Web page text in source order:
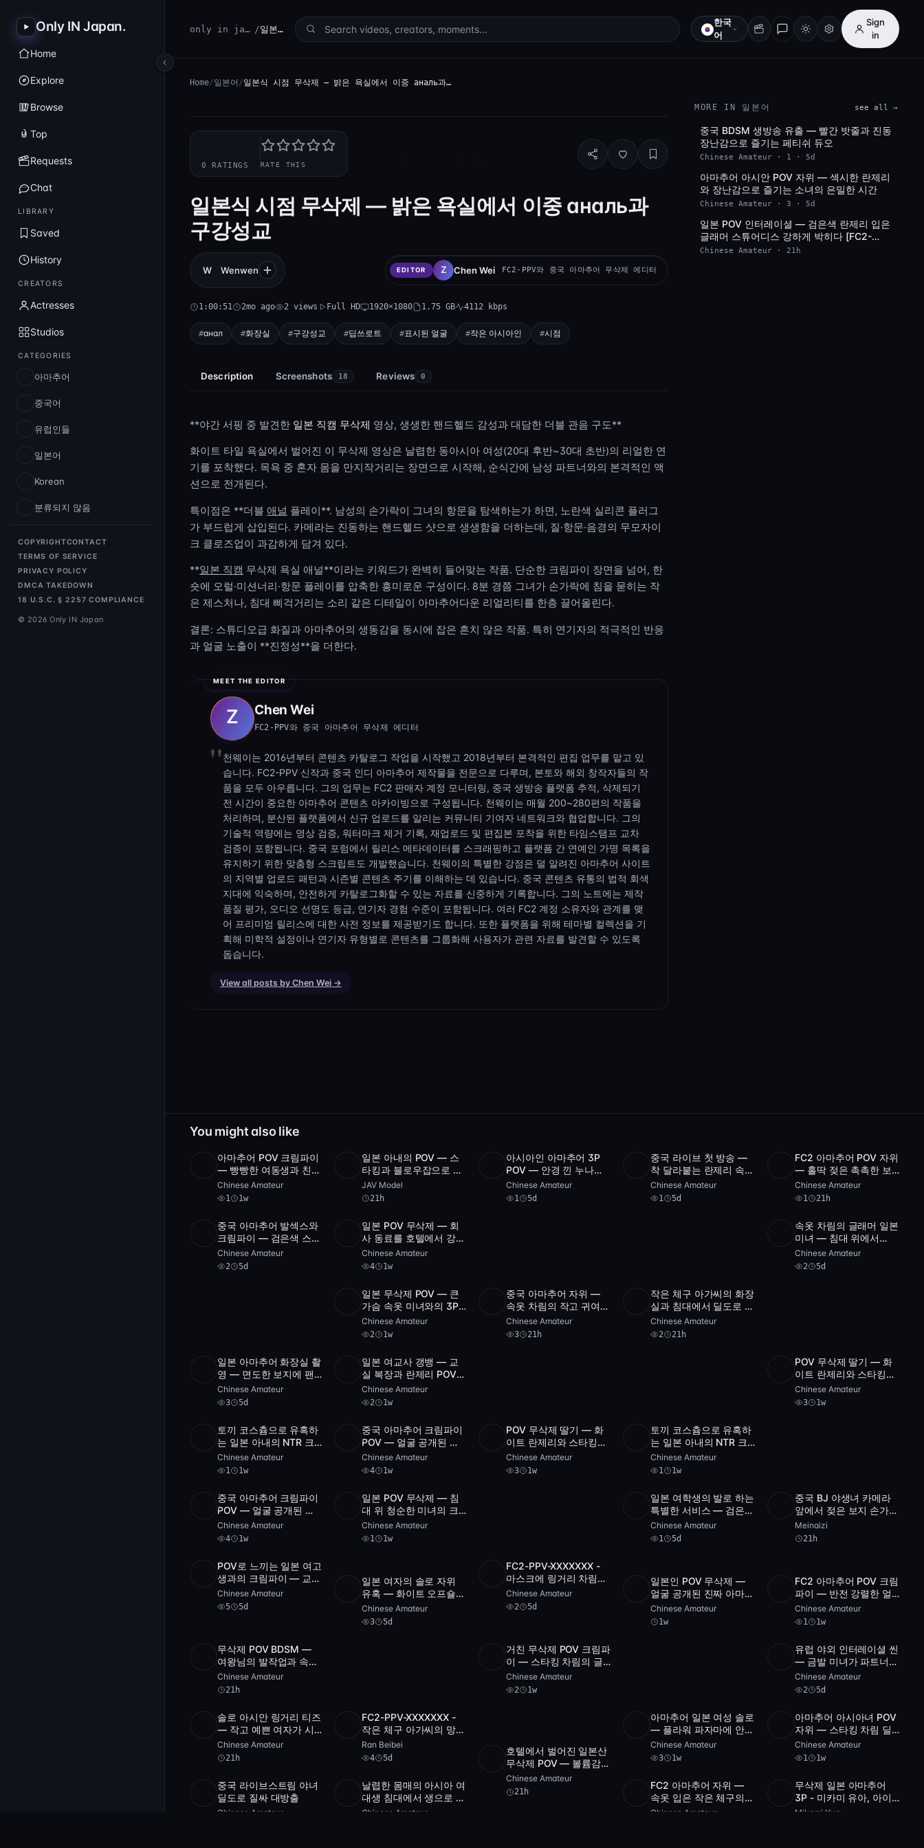
Only IN Japan.
Home
Explore
Browse
Top
Requests
Chat
LIBRARY
Saved
History
CREATORS
Actresses
Studios
CATEGORIES
아마추어
중국어
유럽인들
일본어
Korean
분류되지 않음
COPYRIGHTCONTACT
TERMS OF SERVICE
PRIVACY POLICY
DMCA TAKEDOWN
18 U.S.C. § 2257 COMPLIANCE
© 2026 Only IN Japan
only in japan / 일본어
한국
어
Sign
in
Home/일본어 /일본식 시점 무삭제 — 밝은 욕실에서 이중 аналь과…
0 RATINGS RATE THIS
일본식 시점 무삭제 — 밝은 욕실에서 이중 аналь과
구강성교
W Wenwen EDITOR Chen Wei FC2-PPV와 중국 아마추어 무삭제 에디터
1:00:51 2mo ago 2 views Full HD 1920×1080 1.75 GB 4112 kbps
анал 화장실 구강성교 딥쓰로트 표시된 얼굴 작은 아시아인 시점
Description Screenshots 18 Reviews 0
**야간 서핑 중 발견한 일본 직캠 무삭제 영상, 생생한 핸드헬드 감성과 대담한 더블 관음 구도**
화이트 타일 욕실에서 벌어진 이 무삭제 영상은 날렵한 동아시아 여성(20대 후반~30대 초반)의 리얼한 연
기를 포착했다. 목욕 중 혼자 몸을 만지작거리는 장면으로 시작해, 순식간에 남성 파트너와의 본격적인 액
션으로 전개된다.
특이점은 **더블 애널 플레이**. 남성의 손가락이 그녀의 항문을 탐색하는가 하면, 노란색 실리콘 플러그
가 부드럽게 삽입된다. 카메라는 진동하는 핸드헬드 샷으로 생생함을 더하는데, 질·항문·음경의 무모자이
크 클로즈업이 과감하게 담겨 있다.
**일본 직캠 무삭제 욕실 애널**이라는 키워드가 완벽히 들어맞는 작품. 단순한 크림파이 장면을 넘어, 한
숏에 오럴·미션너리·항문 플레이를 압축한 흥미로운 구성이다. 8분 경쯤 그녀가 손가락에 침을 묻히는 작
은 제스처나, 침대 삐걱거리는 소리 같은 디테일이 아마추어다운 리얼리티를 한층 끌어올린다.
결론: 스튜디오급 화질과 아마추어의 생동감을 동시에 잡은 흔치 않은 작품. 특히 연기자의 적극적인 반응
과 얼굴 노출이 **진정성**을 더한다.
Chen Wei
FC2-PPV와 중국 아마추어 무삭제 에디터
천웨이는 2016년부터 콘텐츠 카탈로그 작업을 시작했고 2018년부터 본격적인 편집 업무를 맡고 있
습니다. FC2-PPV 신작과 중국 인디 아마추어 제작물을 전문으로 다루며, 본토와 해외 창작자들의 작
품을 모두 아우릅니다. 그의 업무는 FC2 판매자 계정 모니터링, 중국 생방송 플랫폼 추적, 삭제되기
전 시간이 중요한 아마추어 콘텐츠 아카이빙으로 구성됩니다. 천웨이는 매월 200~280편의 작품을
처리하며, 분산된 플랫폼에서 신규 업로드를 알리는 커뮤니티 기여자 네트워크와 협업합니다. 그의
기술적 역량에는 영상 검증, 워터마크 제거 기록, 재업로드 및 편집본 포착을 위한 타임스탬프 교차
검증이 포함됩니다. 중국 포럼에서 릴리스 메타데이터를 스크래핑하고 플랫폼 간 연예인 가명 목록을
유지하기 위한 맞춤형 스크립트도 개발했습니다. 천웨이의 특별한 강점은 덜 알려진 아마추어 사이트
의 지역별 업로드 패턴과 시즌별 콘텐츠 주기를 이해하는 데 있습니다. 중국 콘텐츠 유통의 법적 회색
지대에 익숙하며, 안전하게 카탈로그화할 수 있는 자료를 신중하게 기록합니다. 그의 노트에는 제작
품질 평가, 오디오 선명도 등급, 연기자 경험 수준이 포함됩니다. 여러 FC2 계정 소유자와 관계를 맺
어 프리미엄 릴리스에 대한 사전 정보를 제공받기도 합니다. 또한 플랫폼을 위해 테마별 컬렉션을 기
획해 미학적 설정이나 연기자 유형별로 콘텐츠를 그룹화해 사용자가 관련 자료를 발견할 수 있도록
돕습니다.
View all posts by Chen Wei →
MORE IN 일본어 see all →
SD
중국 BDSM 생방송 유출 — 빨간 밧줄과 진동
장난감으로 즐기는 페티쉬 듀오
Chinese Amateur · 1 · 5d
SD
아마추어 아시안 POV 자위 — 섹시한 란제리
와 장난감으로 즐기는 소녀의 은밀한 시간
Chinese Amateur · 3 · 5d
SD
일본 POV 인터레이셜 — 검은색 란제리 입은
글래머 스튜어디스 강하게 박히다 [FC2-
PPV-31683]
Chinese Amateur · 21h
You might also like
1 2:31:55
아마추어 POV 크림파이
— 빵빵한 여동생과 친구
가 강하게 따먹히는 영상
[FC2-PPV-456789]
Chinese Amateur
1 1w
4 videos 1:27
일본 아내의 POV — 스
타킹과 블로우잡으로 바
람피우며 크림파이
[NTR299]
JAV Model
21h
1 1:26:08
아시아인 아마추어 3P
POV — 안경 낀 누나와
더블 관통 무삭제
Chinese Amateur
1 5d
2
videos
1 3:44:32
중국 라이브 첫 방송 —
착 달라붙는 란제리 속
작은 미인이 딜도로 달콤
한 자위
Chinese Amateur
1 5d
POST
1
archive
1
FC2 아마추어 POV 자위
— 홀딱 젖은 촉촉한 보
지에 손가락 쑤셔대는 슬
림 아가씨 [FC2-PPV]
Chinese Amateur
1 21h
2 3:02:04
중국 아마추어 발섹스와
크림파이 — 검은색 스타
킹과 화면 밖 파트너
[FC2-PPV-4567890]
Chinese Amateur
2 5d
4 1:57:57
일본 POV 무삭제 — 회
사 동료를 호텔에서 강제
로 넘어가게 한 썰
Chinese Amateur
4 1w
3
videos
2 5:03:05
속옷 차림의 글래머 일본
미녀 — 침대 위에서
POV 유혹
Chinese Amateur
2 5d
POST
1
archive
2
일본 무삭제 POV — 큰
가슴 속옷 미녀와의 3P
[FC2-PPV]
Chinese Amateur
2 1w
3 3:09:50
중국 아마추어 자위 —
속옷 차림의 작고 귀여운
미녀 딜도 플레이
Chinese Amateur
3 21h
5
videos
2 40:39
작은 체구 아가씨의 화장
실과 침대에서 딜도로 물
총 쇼! POV로 즐기는 짜
릿한 자위
Chinese Amateur
2 21h
POST
1
archive
3
일본 아마추어 화장실 촬
영 — 면도한 보지에 팬
티 벗고 크림파이 [FC2-
PPV]
Chinese Amateur
3 5d
Full
2 1:56:21
일본 여교사 갱뱅 — 교
실 복장과 란제리 POV
[SS]
Chinese Amateur
2 1w
3 1:43:59
POV 무삭제 딸기 — 화
이트 란제리와 스타킹의
귀여운 아가씨
Chinese Amateur
3 1w
Full
1 2:47:09
토끼 코스츔으로 유혹하
는 일본 아내의 NTR 크
림파이 — POV 제출
[FC2-PPV-1234567]
Chinese Amateur
1 1w
4 26:35
중국 아마추어 크림파이
POV — 얼굴 공개된 에
스코트 픽업
Chinese Amateur
4 1w
3 1:43:59
POV 무삭제 딸기 — 화
이트 란제리와 스타킹의
귀여운 아가씨
Chinese Amateur
3 1w
Full
1 2:47:09
토끼 코스츔으로 유혹하
는 일본 아내의 NTR 크
림파이 — POV 제출
[FC2-PPV-1234567]
Chinese Amateur
1 1w
4 26:35
중국 아마추어 크림파이
POV — 얼굴 공개된 에
스코트 픽업
Chinese Amateur
4 1w
1 1:48:07
일본 POV 무삭제 — 침
대 위 청순한 미녀의 크
림파이 [FC2-PPV-
77380]
Chinese Amateur
1 1w
1 54:19
일본 여학생의 발로 하는
특별한 서비스 — 검은
스타킹과 교복의 유혹
Chinese Amateur
1 5d
3
videos
1:48:08
중국 BJ 야생녀 카메라
앞에서 젖은 보지 손가락
으로 흥분 유발 — 메이
나이지 POV 티즈
Meinaizi
21h
5 1:31:33
POV로 느끼는 일본 여고
생과의 크림파이 — 교복
과 민무늬가 돋보이는 순
수한 섹스
Chinese Amateur
5 5d
videos
2 2:32:01
FC2-PPV-XXXXXXX -
마스크에 링거리 차림으
로 POV 셀카 자위하는
귀여운 아가씨
Chinese Amateur
2 5d
3
videos
3 3:22:09
일본 여자의 솔로 자위
유혹 — 화이트 오프숄더
탑과 얼굴 공개
Chinese Amateur
3 5d
34:15
일본인 POV 무삭제 —
얼굴 공개된 진짜 아마추
어 크림파이
Chinese Amateur
1w
POST
archive
1
FC2 아마추어 POV 크림
파이 — 반전 강렬한 얼
굴 공개 영상, 반스 모자
여자
Chinese Amateur
1 1w
Full HD 22:38
무삭제 POV BDSM —
여왕님의 발작업과 속옷
지배
Chinese Amateur
21h
videos
2 23:07
거친 무삭제 POV 크림파
이 — 스타킹 차림의 글
래머 일본 미녀
Chinese Amateur
2 1w
2 19:58
유럽 야외 인터레이셜 씬
— 금발 미녀가 파트너에
게 강하게 박히다
Chinese Amateur
2 5d
3:38:20
솔로 아시안 링거리 티즈
— 작고 예쁜 여자가 시
스루 메시 속에서 스스로
를 어루만져
Chinese Amateur
21h
4 1:50:23
FC2-PPV-XXXXXXX -
작은 체구 아가씨의 망사
속옷 POV — 검은 스타
킹과 자위 유혹
Ran Beibei
4 5d
videos
3 8:00
아마추어 일본 여성 솔로
— 플라워 파자마에 안경
과 마스크가 어우러진 미
학
Chinese Amateur
3 1w
1 2:41:05
아마추어 아시아녀 POV
자위 — 스타킹 차림 딜
도 플레이
Chinese Amateur
1 1w
2:25:28
호텔에서 벌어진 일본산
무삭제 POV — 볼륨감
넘치는 란제리 티팬티
[FC2-PPV-4567890]
Chinese Amateur
21h
Full
3
videos
4
중국 라이브스트림 야녀
딜도로 질싸 대방출
Chinese Amateur
Full HD 14:34
날렵한 몸매의 아시아 여
대생 침대에서 생으로 박
히는 POV 씬
Chinese Amateur
1 57:42
FC2 아마추어 자위 —
속옷 입은 작은 체구의
아시아 여성 딜도 플레이
Chinese Amateur
1 2:45:32
무삭제 일본 아마추어
3P - 미카미 유아, 아이
나 아이자와, 미나미 아
Mikami Yua